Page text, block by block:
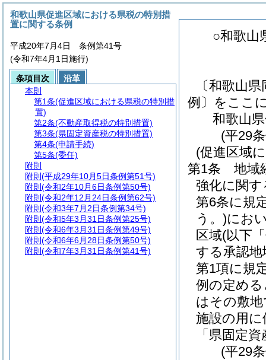
○和歌山
〔和歌山
例〕をここ
和歌山
(平29
(促進区域
第1条
地域
強化に関す
第6条に規
う。)にお
区域(以下
する承認
第1項に規
例の定め
はその敷
施設の用
「県固定
(平29
和歌山県促進区域における県税の特別措
置に関する条例
平成20年7月4日 条例第41号
(令和7年4月1日施行)
条項目次
沿革
本則
第1条(促進区域における県税の特別措
置)
第2条(不動産取得税の特別措置)
第3条(県固定資産税の特別措置)
第4条(申請手続)
第5条(委任)
附則
附則 (平成29年10月5日条例第51号)
附則 (令和2年10月6日条例第50号)
附則 (令和2年12月24日条例第62号)
附則 (令和3年7月2日条例第34号)
附則 (令和5年3月31日条例第25号)
附則 (令和6年3月31日条例第49号)
附則 (令和6年6月28日条例第50号)
附則 (令和7年3月31日条例第41号)